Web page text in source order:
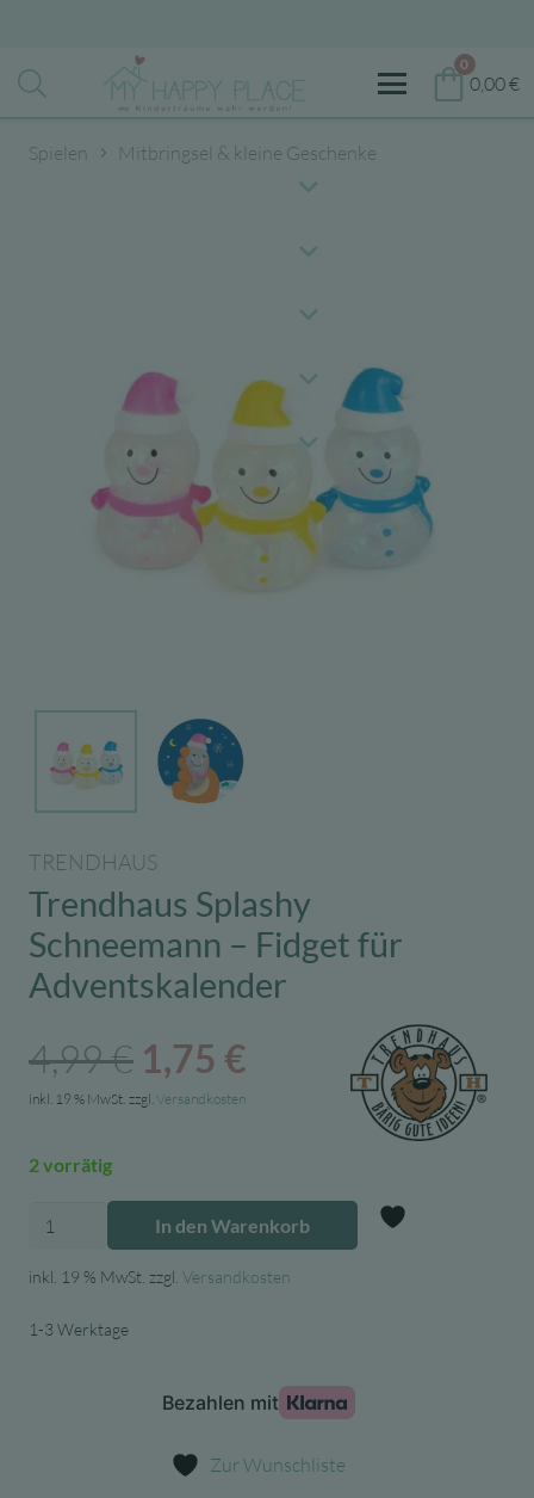
0
0,00€
Spielen Mitbringsel & kleine Geschenke
TRENDHAUS
Trendhaus Splashy
Schneemann – Fidget für
Adventskalender
4,99€ Ursprünglicher
Preis
4,99 €
1,75 € Aktueller
1,75 €.
inkl. 19 % MwSt. zzgl.Versandkosten
2 vorrätig
Trendhaus
Schneemann
Fidget
Adventskalender
In den Warenkorb
inkl. 19 % MwSt. zzgl. Versandkosten
1-3 Werktage
Zur Wunschliste